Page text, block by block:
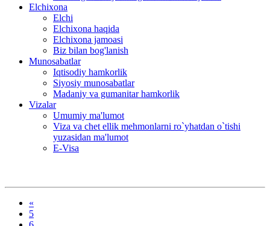
Elchixona
Elchi
Elchixona haqida
Elchixona jamoasi
Biz bilan bog'lanish
Munosabatlar
Iqtisodiy hamkorlik
Siyosiy munosabatlar
Madaniy va gumanitar hamkorlik
Vizalar
Umumiy ma'lumot
Viza va chet ellik mehmonlarni ro`yhatdan o`tishi
yuzasidan ma'lumot
E-Visa
«
5